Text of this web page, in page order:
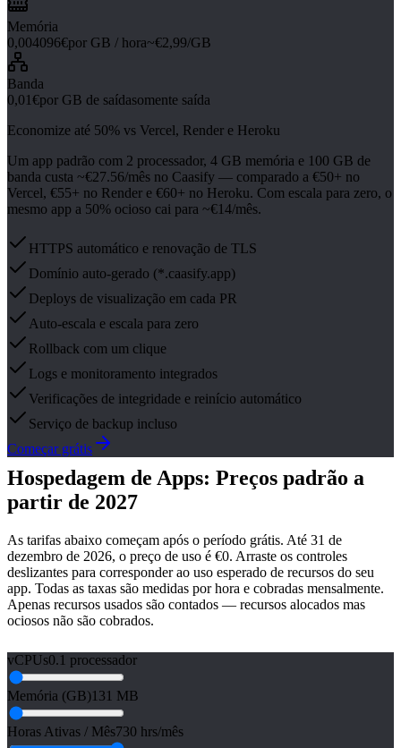
Memória
0,004096€por GB / hora~€2,99/GB
Banda
0,01€por GB de saídasomente saída
Economize até 50% vs Vercel, Render e Heroku
Um app padrão com 2 processador, 4 GB memória e 100 GB de
banda custa ~€27.56/mês no Caasify — comparado a €50+ no
Vercel, €55+ no Render e €60+ no Heroku. Com escala para zero, o
mesmo app a 50% ocioso cai para ~€14/mês.
HTTPS automático e renovação de TLS
Domínio auto-gerado (*.caasify.app)
Deploys de visualização em cada PR
Auto-escala e escala para zero
Rollback com um clique
Logs e monitoramento integrados
Verificações de integridade e reinício automático
Serviço de backup incluso
Começar grátis
Hospedagem de Apps: Preços padrão a
partir de 2027
As tarifas abaixo começam após o período grátis. Até 31 de
dezembro de 2026, o preço de uso é €0. Arraste os controles
deslizantes para corresponder ao uso esperado de recursos do seu
app. Todas as taxas são medidas por hora e cobradas mensalmente.
Apenas recursos usados são contados — recursos alocados mas
ociosos não são cobrados.
vCPUs0.1 processador
Memória (GB)131 MB
Horas Ativas / Mês730 hrs/mês